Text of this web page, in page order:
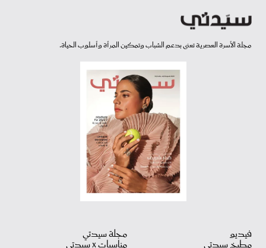
مجلة الأسرة العصرية تعنى بدعم الشباب وتمكين المرأة وأسلوب الحياة.
فيديو مجلة سيدتي